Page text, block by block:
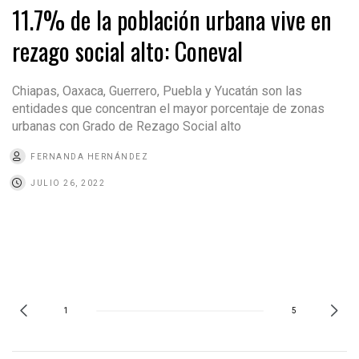
11.7% de la población urbana vive en
rezago social alto: Coneval
Chiapas, Oaxaca, Guerrero, Puebla y Yucatán son las
entidades que concentran el mayor porcentaje de zonas
urbanas con Grado de Rezago Social alto
FERNANDA HERNÁNDEZ
JULIO 26, 2022
1 5